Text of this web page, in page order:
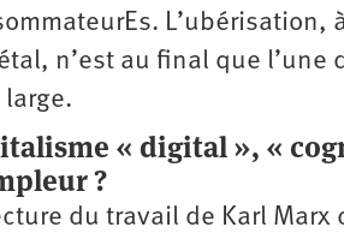
n’est au final que
large.
« digital », «
?
du travail de Karl